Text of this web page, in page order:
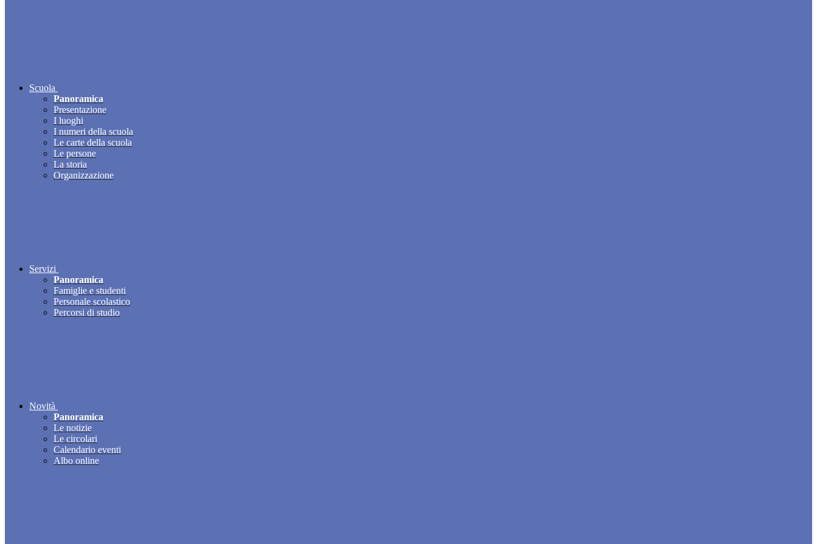
Scuola
Panoramica
Presentazione
I luoghi
I numeri della scuola
Le carte della scuola
Le persone
La storia
Organizzazione
Servizi
Panoramica
Famiglie e studenti
Personale scolastico
Percorsi di studio
Novità
Panoramica
Le notizie
Le circolari
Calendario eventi
Albo online